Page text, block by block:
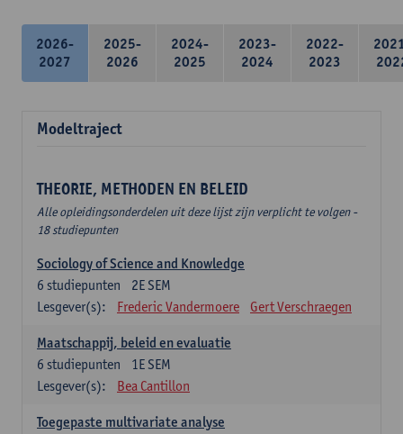
2026-
2027
2025-
2026
2024-
2025
2023-
2024
2022-
2023
Modeltraject
THEORIE, METHODEN EN BELEID
Alle opleidingsonderdelen uit deze lijst zijn verplicht te volgen -
18 studiepunten
Sociology of Science and Knowledge
2E SEM
6 studiepunten
Lesgever(s):
Frederic Vandermoere Gert Verschraegen
Maatschappij, beleid en evaluatie
1E SEM
6 studiepunten
Lesgever(s):
Bea Cantillon
Toegepaste multivariate analyse